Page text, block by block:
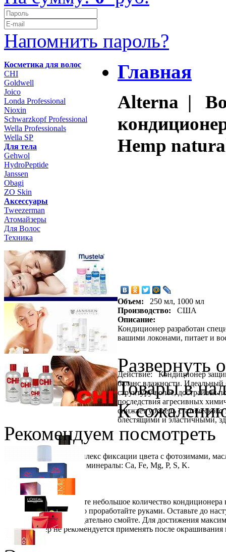
Напомнить пароль?
Косметика для волос
CHI
Goldwell
Joico
Londa Professional
Nioxin
Schwarzkopf Professional
Wella Professionals
Wella SP
Для тела
Gehwol
HydroPeptide
Janssen
Obagi
ZO Skin
Aксессуары
Tweezerman
Атомайзеры
Для Волос
Техника
Главная
Alterna |
Hemp
Объем:
250 мл, 1000 мл
Производство:
США
Описание:
Кондиционер разработан
вашими локонами, питает и
Действие: Кондиционер
баланс влажности. Идеальный
структуру волос, достраивая
последствия агресивных
снижает уровень
блестящими и эластичными,
Состав: Энзимы, комплекс фиксации цвета с фотозимами,
витамины: А, С, К, В2, минералы: Ca, Fe, Mg, P, S, K.
Применение: Нанесите небольшое количество
длине волос, тщательно проработайте руками. Оставьте до
разобрать руками) и тщательно смойте. Для достижения
Кондиционер не рекомендуется применять после
Развернуть
Товары в
К
Рекомендуем посмотреть
Schwarzkopf Professional PROFESSIONNELLE Laque Лак для
Ожидается
Wella Professionals